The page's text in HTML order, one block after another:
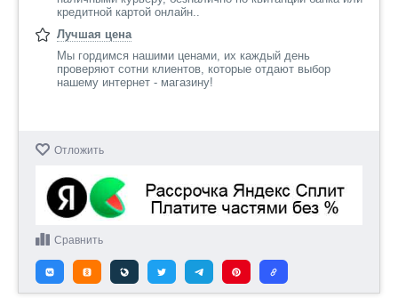
кредитной картой онлайн..
Лучшая цена
Мы гордимся нашими ценами, их каждый день
проверяют сотни клиентов, которые отдают выбор
нашему интернет - магазину!
Отложить
Сравнить